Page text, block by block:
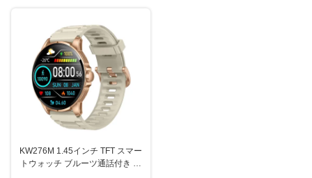
KW276M 1.45インチ TFT スマー
トウォッチ ブルーツ通話付き 高